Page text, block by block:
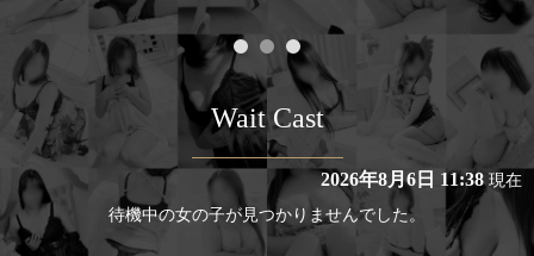
Wait Cast
2026年8月6日 11:38現在
待機中の女の子が見つかりませんでした。